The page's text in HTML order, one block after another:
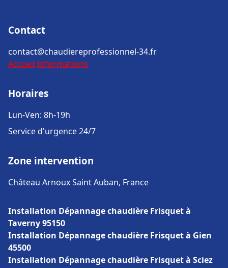
Contact
contact@chaudiereprofessionnel-34.fr
Accueil Informations
Horaires
Lun-Ven: 8h-19h
Service d'urgence 24/7
Zone intervention
Château Arnoux Saint Auban, France
Installation Dépannage chaudière Frisquet à
Taverny 95150
Installation Dépannage chaudière Frisquet à Gien
45500
Installation Dépannage chaudière Frisquet à Sciez